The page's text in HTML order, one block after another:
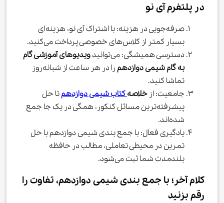
در پلتفرم آی نو
صرفه‌جویی در هزینه: با اشتراک آی نو، هزینه‌ای
بسیار کمتر از کلاس‌های خصوصی پرداخت می‌کنید.
دسترسی همیشگی: می‌توانید
ویدیوهای آموزشی گام
به گام شیمی دوازدهم
را در هر ساعت از شبانه‌روز
تماشا کنید.
جامعیت: از خلاصهکتاب شیمی دوازدهم تا حل
پیشرفته‌ترین مسائل کنکور، همگی در یک جا جمع
شده‌اند.
یادگیری فعال: با جمع بندی شیمی دوازدهم با حل
تمرین در محیطی تعاملی، مطالب در حافظه
بلندمدت شما ثبت می‌شود.
کلام آخر؛ با جمع بندی شیمی دوازدهم، تفاوت را
رقم بزنید